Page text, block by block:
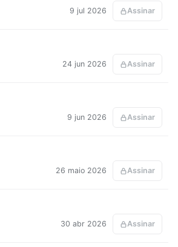
9 jul 2026 Assinar
24 jun 2026 Assinar
9 jun 2026 Assinar
26 maio 2026 Assinar
30 abr 2026 Assinar